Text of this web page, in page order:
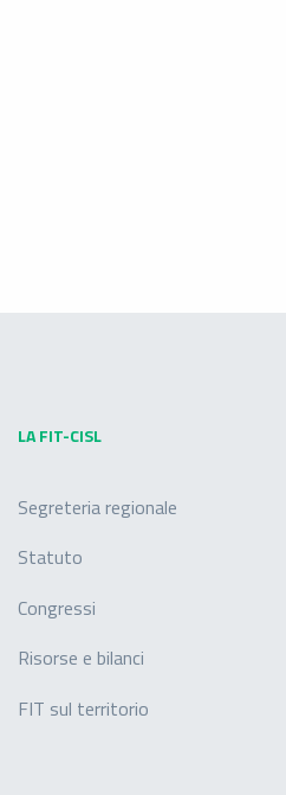
LA FIT-CISL
Segreteria regionale
Statuto
Congressi
Risorse e bilanci
FIT sul territorio